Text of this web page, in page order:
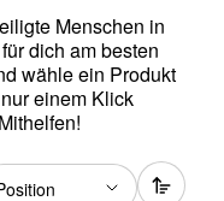
Menschen in
dich am besten
wähle ein Produkt
einem Klick